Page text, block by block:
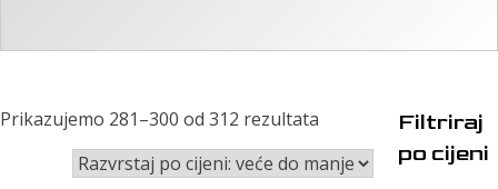
Prikazujemo 281–300 od 312 rezultata Poredano
cijeni:
Filtriraj
po cijeni